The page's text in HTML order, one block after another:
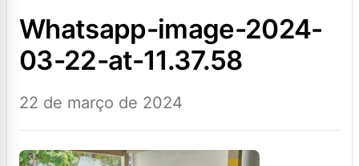
whatsapp-image-2024-
03-22-at-11.37.58
22 de março de 2024